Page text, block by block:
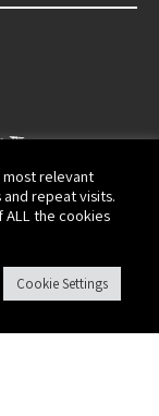
most relevant
repeat visits.
the cookies.
Cookie Settings